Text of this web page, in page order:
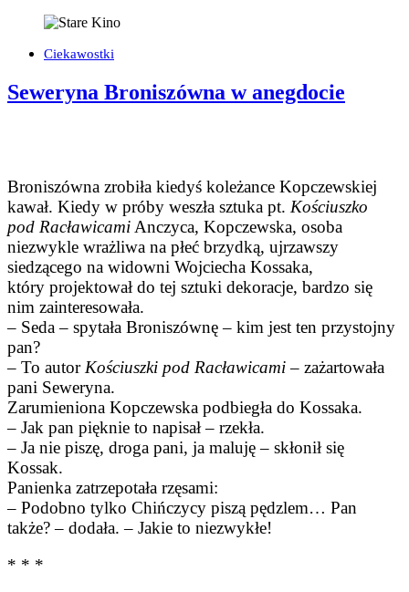
Ciekawostki
Seweryna Broniszówna w anegdocie
Broniszówna zrobiła kiedyś koleżance Kopczewskiej
kawał. Kiedy w próby weszła sztuka pt. Kościuszko
pod Racławicami Anczyca, Kopczewska, osoba
niezwykle wrażliwa na płeć brzydką, ujrzawszy
siedzącego na widowni Wojciecha Kossaka,
który projektował do tej sztuki dekoracje, bardzo się
nim zainteresowała.
– Seda – spytała Broniszównę – kim jest ten przystojny
pan?
– To autor Kościuszki pod Racławicami– zażartowała
pani Seweryna.
Zarumieniona Kopczewska podbiegła do Kossaka.
– Jak pan pięknie to napisał – rzekła.
– Ja nie piszę, droga pani, ja maluję – skłonił się
Kossak.
Panienka zatrzepotała rzęsami:
– Podobno tylko Chińczycy piszą pędzlem… Pan
także? – dodała. – Jakie to niezwykłe!
* * *